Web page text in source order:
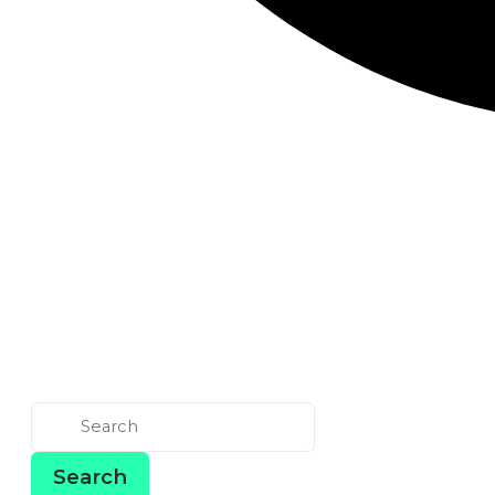
Search
28/06/2017
Má život na zemi vůbec nějakou cenu,
svoji babičku, maminku, taťku? Existuje
na obláčku, Bůh? A jak se vlastně
můžeme najít například ve Starém